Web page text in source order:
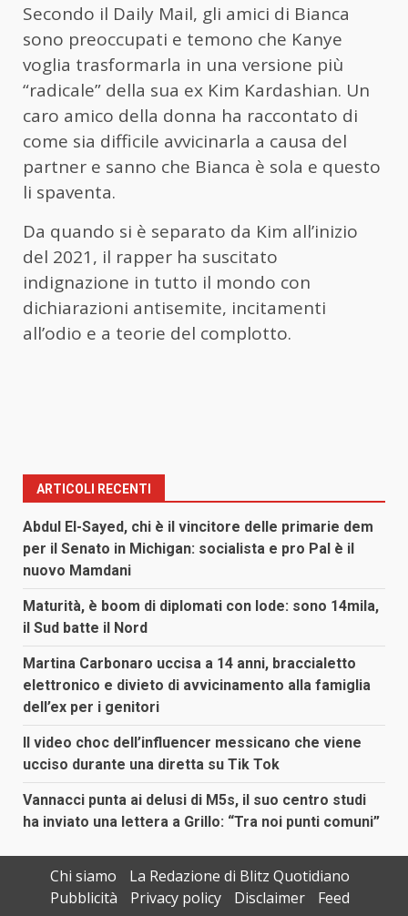
Secondo il Daily Mail, gli amici di Bianca
sono preoccupati e temono che Kanye
voglia trasformarla in una versione più
“radicale” della sua ex Kim Kardashian. Un
caro amico della donna ha raccontato di
come sia difficile avvicinarla a causa del
partner e sanno che Bianca è sola e questo
li spaventa.
Da quando si è separato da Kim all’inizio
del 2021, il rapper ha suscitato
indignazione in tutto il mondo con
dichiarazioni antisemite, incitamenti
all’odio e a teorie del complotto.
ARTICOLI RECENTI
Abdul El-Sayed, chi è il vincitore delle primarie dem
per il Senato in Michigan: socialista e pro Pal è il
nuovo Mamdani
Maturità, è boom di diplomati con lode: sono 14mila,
il Sud batte il Nord
Martina Carbonaro uccisa a 14 anni, braccialetto
elettronico e divieto di avvicinamento alla famiglia
dell’ex per i genitori
Il video choc dell’influencer messicano che viene
ucciso durante una diretta su Tik Tok
Vannacci punta ai delusi di M5s, il suo centro studi
ha inviato una lettera a Grillo: “Tra noi punti comuni”
Chi siamo
La Redazione di Blitz Quotidiano
Pubblicità
Privacy policy Disclaimer Feed